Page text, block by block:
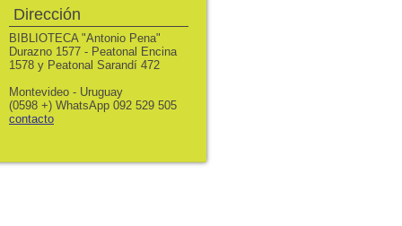
Dirección
BIBLIOTECA "Antonio Pena"
Durazno 1577 - Peatonal Encina
1578 y Peatonal Sarandí 472
Montevideo - Uruguay
(0598 +) WhatsApp 092 529 505
contacto